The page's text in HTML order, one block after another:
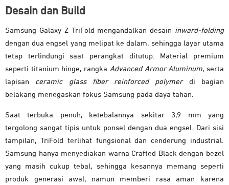
Desain dan Build
Samsung Galaxy Z TriFold mengandalkan desain inward-folding
dengan dua engsel yang melipat ke dalam, sehingga layar utama
tetap terlindungi saat perangkat ditutup. Material premium
seperti titanium hinge, rangka Advanced Armor Aluminum, serta
lapisan ceramic glass fiber reinforced polymerdi bagian
belakang menegaskan fokus Samsung pada daya tahan.
Saat terbuka penuh, ketebalannya sekitar 3,9 mm yang
tergolong sangat tipis untuk ponsel dengan dua engsel. Dari sisi
tampilan, TriFold terlihat fungsional dan cenderung industrial.
Samsung hanya menyediakan warna Crafted Black dengan bezel
yang masih cukup tebal, sehingga kesannya memang seperti
produk generasi awal, namun memberi rasa aman karena